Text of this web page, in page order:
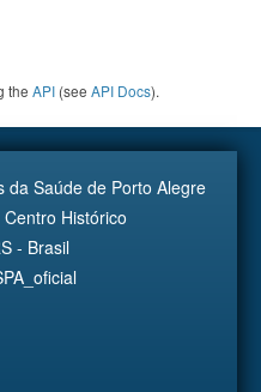
the API (see API Docs).
da Saúde de Porto Alegre
Histórico
- Brasil